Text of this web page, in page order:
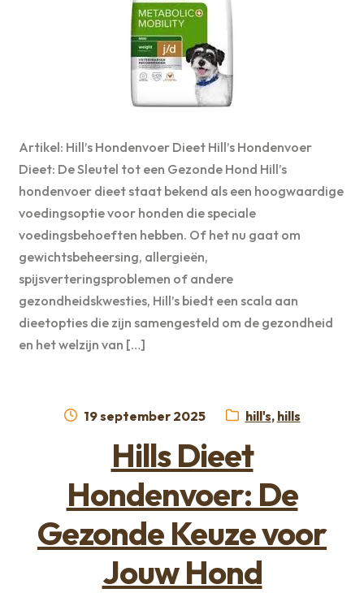
Artikel: Hill’s Hondenvoer Dieet Hill’s Hondenvoer
Dieet: De Sleutel tot een Gezonde Hond Hill’s
hondenvoer dieet staat bekend als een hoogwaardige
voedingsoptie voor honden die speciale
voedingsbehoeften hebben. Of het nu gaat om
gewichtsbeheersing, allergieën,
spijsverteringsproblemen of andere
gezondheidskwesties, Hill’s biedt een scala aan
dieetopties die zijn samengesteld om de gezondheid
en het welzijn van […]
Geplaatst
19 september 2025 Categorieën:
hill's, hills
Hills Dieet
Hondenvoer: De
Gezonde Keuze voor
Jouw Hond